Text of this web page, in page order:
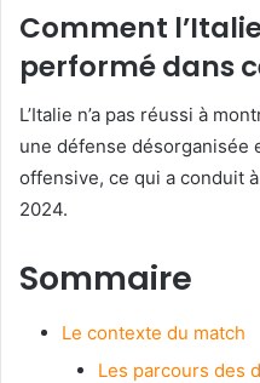
Comment
performé dans
L’Italie n’a pas réussi à
une défense désorganisée
offensive, ce qui a conduit
2024.
Sommaire
Le contexte du match
Les parcours des